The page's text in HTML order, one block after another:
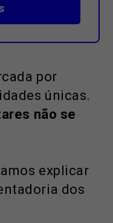
por
únicas.
não se
explicar
dos